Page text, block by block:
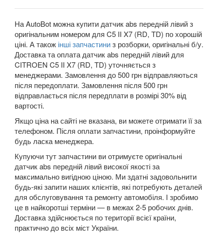
C-Elysee II
DS3
DS4
DS4 Crossback
DS5
DS7 Crossback
Nemo
SpaceTourer
Xsara II (N0, N1, N2)
Xsara II Picasso (N68)
FIAT
На AutoBot можна купити датчик abs передній лівий з
оригінальним номером для C5 II X7 (RD, TD) по хорошій
ціні. А також інші запчастиниз розборки, оригінальні б/у.
Доставка та оплата датчик abs передній лівий для
CITROEN C5 II X7 (RD, TD) уточняється з
менеджерами. Замовлення до 500 грн відправляються
після передоплати. Замовлення після 500 грн
відправлається після передплати в розмірі 30% від
вартості.
Якщо ціна на сайті не вказана, ви можете отримати її за
телефоном. Після оплати запчастини, проінформуйте
будь ласка менеджера.
Купуючи тут запчастини ви отримуєте оригінальні
датчик abs передній лівий високої якості за
максимально вигідною ціною. Ми здатні задовольнити
будь-які запити наших клієнтів, які потребують деталей
для обслуговування та ремонту автомобіля. І зробимо
це в найкоротші терміни — в межах 2-5 робочих днів.
Доставка здійснюється по території всієї країни,
практично до всіх міст України.